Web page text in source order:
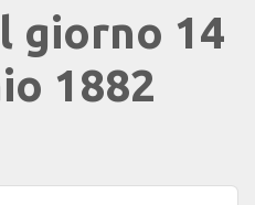
giorno 14
1882